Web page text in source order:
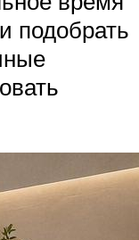
подобрать